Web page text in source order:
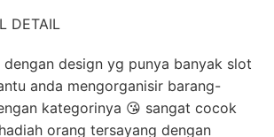
DETAIL
dengan design yg punya banyak slot
anda mengorganisir barang-
kategorinya 😘 sangat cocok
orang tersayang dengan